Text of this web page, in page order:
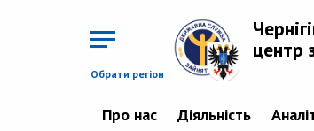
Обрати регіон
центр
Про нас Діяльність